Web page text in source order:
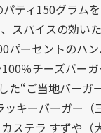
ティ150グラム
スパイスの効い
パーセントのハ
％チーズバー
“ご当地バーガ
キーバーガー（
ステラ すずや（